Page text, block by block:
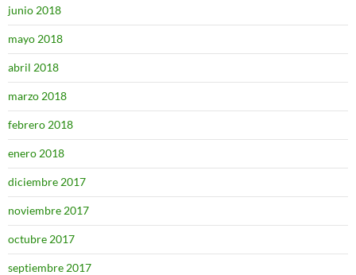
junio 2018
mayo 2018
abril 2018
marzo 2018
febrero 2018
enero 2018
diciembre 2017
noviembre 2017
octubre 2017
septiembre 2017